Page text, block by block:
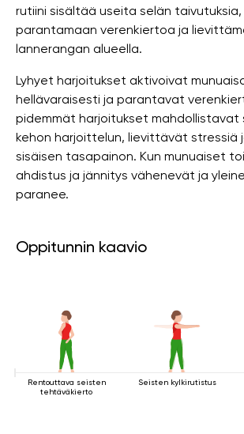
rutiini sisältää useita selän
parantamaan verenkiertoa ja
lannerangan alueella.
Lyhyet harjoitukset aktivoivat
hellävaraisesti ja parantavat
pidemmät harjoitukset mahdollistavat
kehon harjoittelun, lievittävät
sisäisen tasapainon. Kun munuaiset
ahdistus ja jännitys vähenevät ja
paranee.
Oppitunnin kaavio
Rentouttava seisten
tehtäväkierto
Seisten kylkirutistus